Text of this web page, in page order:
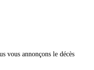
vous annonçons le décès